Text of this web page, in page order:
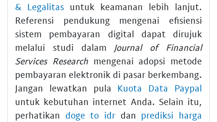
& Legalitas untuk keamanan lebih lanjut.
Referensi pendukung mengenai efisiensi
sistem pembayaran digital dapat dirujuk
melalui studi dalam Journal of Financial
Services Researchmengenai adopsi metode
pembayaran elektronik di pasar berkembang.
Jangan lewatkan pula Kuota Data Paypal
untuk kebutuhan internet Anda. Selain itu,
perhatikan doge to idr dan prediksi harga